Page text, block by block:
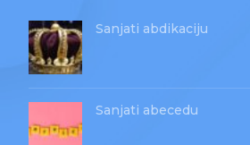
Sanjati abdikaciju
Sanjati abecedu